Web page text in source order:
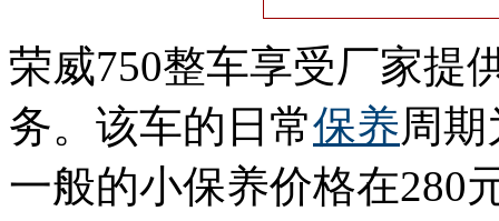
荣威750整车享受厂家提
务。该车的日常保养周
一般的小保养价格在280